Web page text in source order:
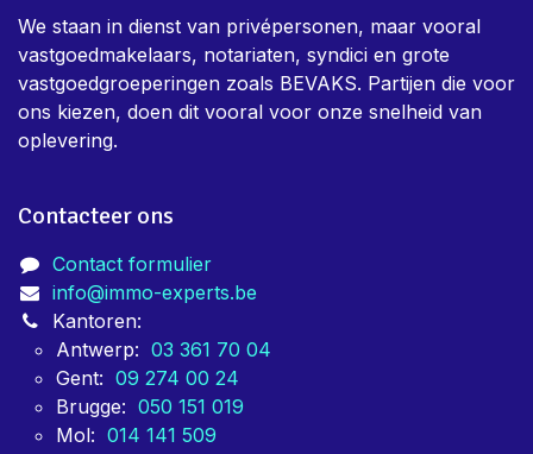
keuringen voor vastgoed. Er is in het team een zeer
sterk bewust zijn dat keuringen verplicht, en niet altijd
gewenst zijn, daarom is er bij ons een sterke focus om
snelheid en efficientie aan zo democratisch mogelijk
tarief te kunnen leveren. Zo maken we jouw verhaal
zo aangenaam mogelijk.
We staan in dienst van privépersonen, maar vooral
vastgoedgroeperingen zoals BEVAKS. Partijen die voor
ons kiezen, doen dit vooral voor onze snelheid van
oplevering.
Contacteer ons